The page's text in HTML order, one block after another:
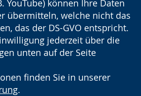
YouTube) können Ihre Daten
übermitteln, welche nicht das
das der DS-GVO entspricht.
jederzeit über die
unten auf der Seite
finden Sie in unserer
.